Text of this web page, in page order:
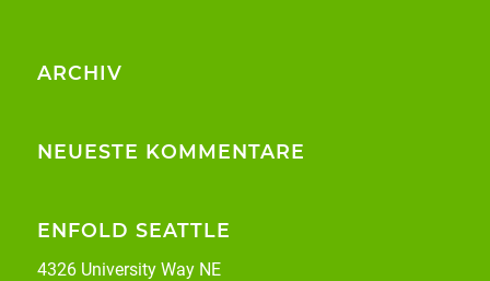
ARCHIV
NEUESTE KOMMENTARE
ENFOLD SEATTLE
4326 University Way NE